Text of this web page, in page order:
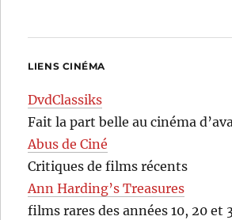
LIENS CINÉMA
DvdClassiks
Fait la part belle au cinéma
Abus de Ciné
Critiques de films récents
Ann Harding’s Treasures
films rares des années 10, 20 et